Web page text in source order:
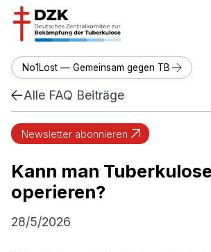
No1Lost — Gemeinsam gegen TB
Alle FAQ Beiträge
Newsletter abonnieren
Kann man Tuberkulose
operieren?
28/5/2026